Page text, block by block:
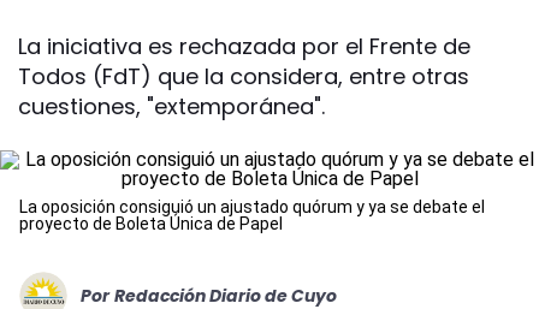
La iniciativa es rechazada por el Frente de
Todos (FdT) que la considera, entre otras
cuestiones, "extemporánea".
La oposición consiguió un ajustado quórum y ya se debate el
proyecto de Boleta Única de Papel
Por Redacción Diario de Cuyo